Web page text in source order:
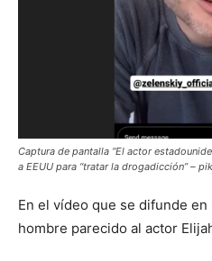
Captura de pantalla “El actor
a EEUU para “tratar la drogadicción” –
En el vídeo que se difunde
hombre parecido al actor